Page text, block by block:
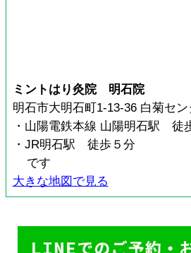
ミントはり灸院 明石院
明石市大明石町1-13-36 白菊セ
・山陽電鉄本線 山陽明石駅 徒
・JR明石駅 徒歩５分
です
大きな地図で見る